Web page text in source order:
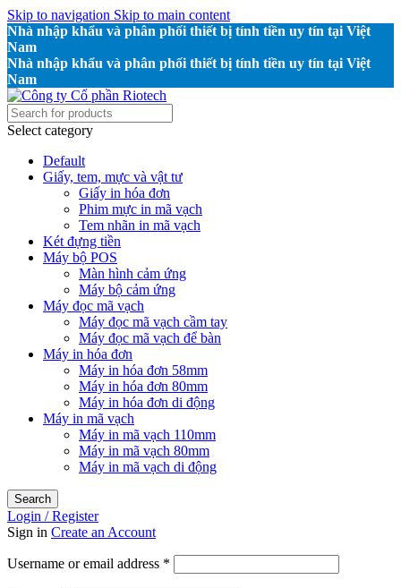
Skip to navigation Skip to main content
Nhà nhập khẩu và phân phối thiết bị tính tiền uy tín tại Việt
Nam
Nhà nhập khẩu và phân phối thiết bị tính tiền uy tín tại Việt
Nam
Select category
Default
Giấy, tem, mực và vật tư
Giấy in hóa đơn
Phim mực in mã vạch
Tem nhãn in mã vạch
Két đựng tiền
Máy bộ POS
Màn hình cảm ứng
Máy bộ cảm ứng
Máy đọc mã vạch
Máy đọc mã vạch cầm tay
Máy đọc mã vạch để bàn
Máy in hóa đơn
Máy in hóa đơn 58mm
Máy in hóa đơn 80mm
Máy in hóa đơn di động
Máy in mã vạch
Máy in mã vạch 110mm
Máy in mã vạch 80mm
Máy in mã vạch di động
Search
Login / Register
Sign in Create an Account
Username or email address *